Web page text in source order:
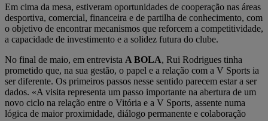
Em cima da mesa, estiveram oportunidades de cooperação nas áreas
desportiva, comercial, financeira e de partilha de conhecimento, com
o objetivo de encontrar mecanismos que reforcem a competitividade,
a capacidade de investimento e a solidez futura do clube.
No final de maio, em entrevista A BOLA, Rui Rodrigues tinha
prometido que, na sua gestão, o papel e a relação com a V Sports ia
ser diferente. Os primeiros passos nesse sentido parecem estar a ser
dados. «A visita representa um passo importante na abertura de um
novo ciclo na relação entre o Vitória e a V Sports, assente numa
lógica de maior proximidade, diálogo permanente e colaboração